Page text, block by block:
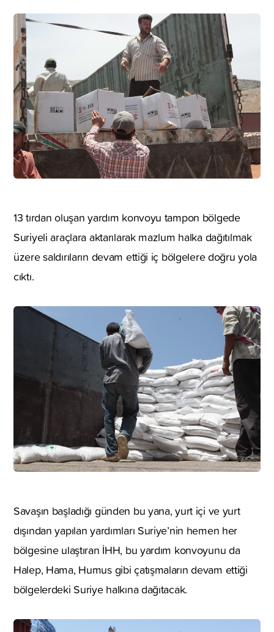
13 tırdan oluşan yardım konvoyu tampon bölgede
Suriyeli araçlara aktarılarak mazlum halka dağıtılmak
üzere saldırıların devam ettiği iç bölgelere doğru yola
cıktı.
Savaşın başladığı günden bu yana, yurt içi ve yurt
dışından yapılan yardımları Suriye’nin hemen her
bölgesine ulaştıran İHH, bu yardım konvoyunu da
Halep, Hama, Humus gibi çatışmaların devam ettiği
bölgelerdeki Suriye halkına dağıtacak.